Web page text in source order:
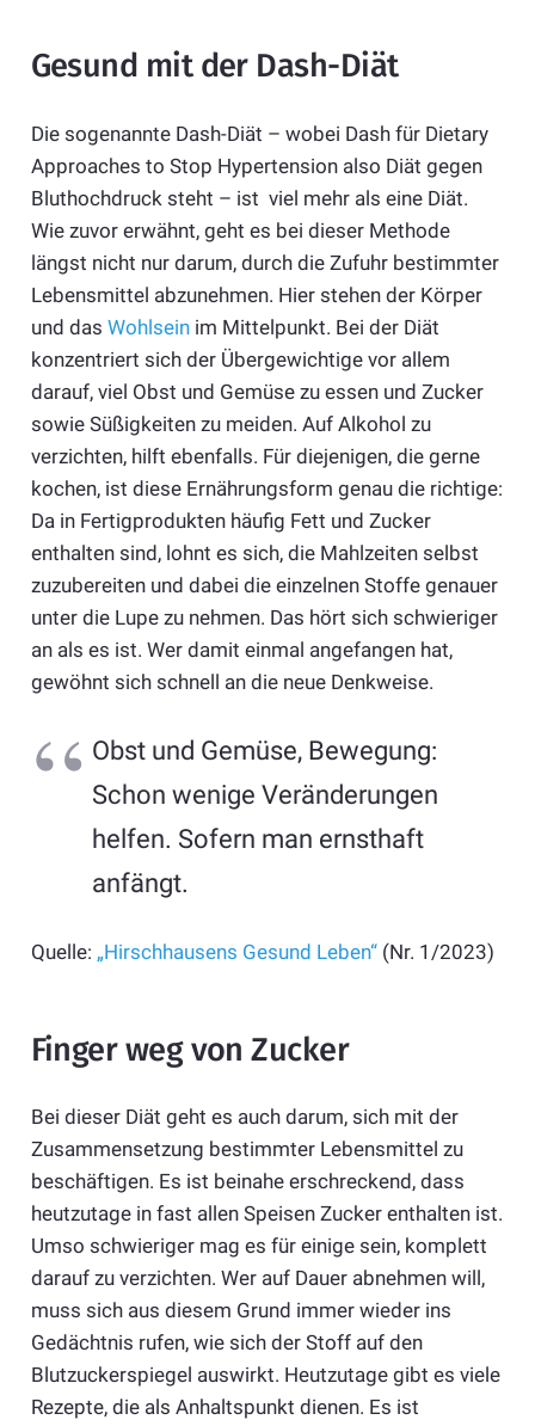
Gesund mit der Dash-Diät
Die sogenannte Dash-Diät – wobei Dash für Dietary
Approaches to Stop Hypertension also Diät gegen
Bluthochdruck steht – ist viel mehr als eine Diät.
Wie zuvor erwähnt, geht es bei dieser Methode
längst nicht nur darum, durch die Zufuhr bestimmter
Lebensmittel abzunehmen. Hier stehen der Körper
und das Wohlseinim Mittelpunkt. Bei der Diät
konzentriert sich der Übergewichtige vor allem
darauf, viel Obst und Gemüse zu essen und Zucker
sowie Süßigkeiten zu meiden. Auf Alkohol zu
verzichten, hilft ebenfalls. Für diejenigen, die gerne
kochen, ist diese Ernährungsform genau die richtige:
Da in Fertigprodukten häufig Fett und Zucker
enthalten sind, lohnt es sich, die Mahlzeiten selbst
zuzubereiten und dabei die einzelnen Stoffe genauer
unter die Lupe zu nehmen. Das hört sich schwieriger
an als es ist. Wer damit einmal angefangen hat,
gewöhnt sich schnell an die neue Denkweise.
Obst und Gemüse, Bewegung:
Schon wenige Veränderungen
helfen. Sofern man ernsthaft
anfängt.
Quelle: „Hirschhausens Gesund Leben“(Nr. 1/2023)
Finger weg von Zucker
Bei dieser Diät geht es auch darum, sich mit der
Zusammensetzung bestimmter Lebensmittel zu
beschäftigen. Es ist beinahe erschreckend, dass
heutzutage in fast allen Speisen Zucker enthalten ist.
Umso schwieriger mag es für einige sein, komplett
darauf zu verzichten. Wer auf Dauer abnehmen will,
muss sich aus diesem Grund immer wieder ins
Gedächtnis rufen, wie sich der Stoff auf den
Blutzuckerspiegel auswirkt. Heutzutage gibt es viele
Rezepte, die als Anhaltspunkt dienen. Es ist